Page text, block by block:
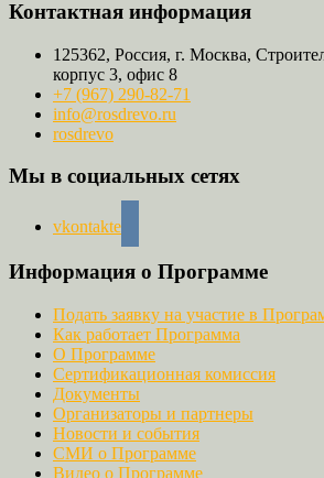
Контактная информация
125362, Россия, г. Москва,
корпус 3, офис 8
+7 (967) 290-82-71
info@rosdrevo.ru
rosdrevo
Мы в социальных сетях
vkontakte
Информация о Программе
Подать заявку на участие в
Как работает Программа
О Программе
Сертификационная комиссия
Документы
Организаторы и партнеры
Новости и события
СМИ о Программе
Видео о Программе